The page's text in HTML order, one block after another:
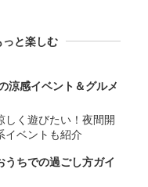
と楽しむ
涼感イベント＆グルメ
しく遊びたい！夜間開
イベントも紹介
うちでの過ごし方ガイ